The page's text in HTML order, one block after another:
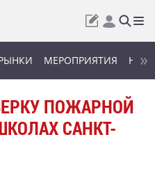
МЕРОПРИЯТИЯ
ПОЖАРНОЙ
САНКТ-